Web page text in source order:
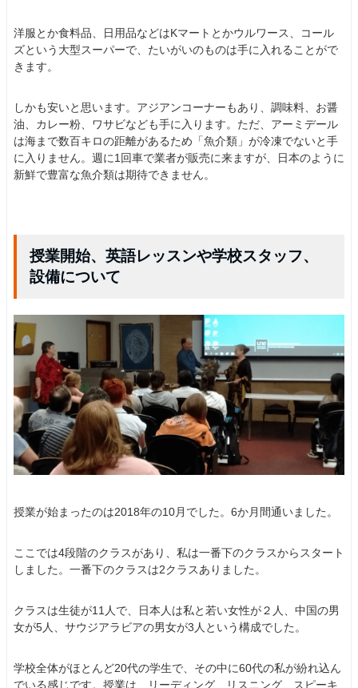
洋服とか食料品、日用品などはKマートとかウルワース、コール
ズという大型スーパーで、たいがいのものは手に入れることがで
きます。
しかも安いと思います。アジアンコーナーもあり、調味料、お醤
油、カレー粉、ワサビなども手に入ります。ただ、アーミデール
は海まで数百キロの距離があるため「魚介類」が冷凍でないと手
に入りません。週に1回車で業者が販売に来ますが、日本のように
新鮮で豊富な魚介類は期待できません。
授業開始、英語レッスンや学校スタッフ、
設備について
授業が始まったのは2018年の10月でした。6か月間通いました。
ここでは4段階のクラスがあり、私は一番下のクラスからスタート
しました。一番下のクラスは2クラスありました。
クラスは生徒が11人で、日本人は私と若い女性が２人、中国の男
女が5人、サウジアラビアの男女が3人という構成でした。
学校全体がほとんど20代の学生で、その中に60代の私が紛れ込ん
でいる感じです。授業は、リーディング、リスニング、スピーキ